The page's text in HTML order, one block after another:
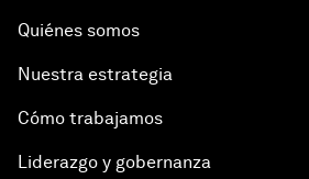
Quiénes somos
Nuestra estrategia
Cómo trabajamos
Liderazgo y gobernanza